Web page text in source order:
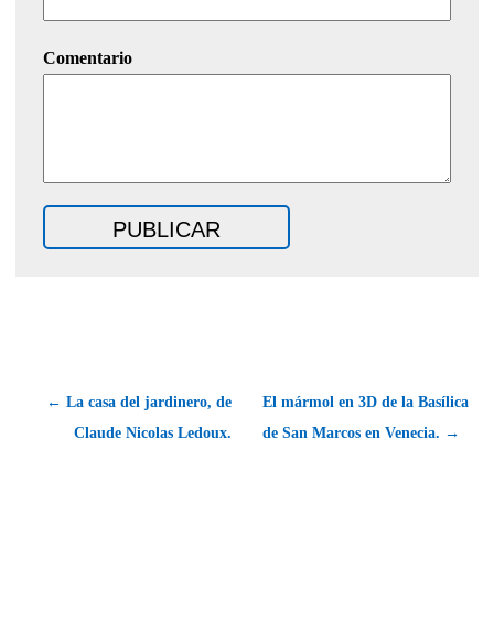
Comentario
← La casa del jardinero, de
Claude Nicolas Ledoux.
El mármol en 3D de la Basílica
de San Marcos en Venecia. →